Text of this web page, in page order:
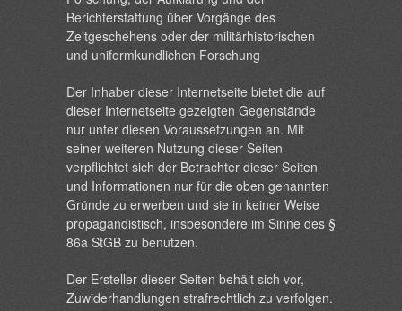
Berichterstattung über Vorgänge des
Zeitgeschehens oder der militärhistorischen
und uniformkundlichen Forschung
Der Inhaber dieser Internetseite bietet die auf
dieser Internetseite gezeigten Gegenstände
nur unter diesen Voraussetzungen an. Mit
seiner weiteren Nutzung dieser Seiten
verpflichtet sich der Betrachter dieser Seiten
und Informationen nur für die oben genannten
Gründe zu erwerben und sie in keiner Weise
propagandistisch, insbesondere im Sinne des §
86a StGB zu benutzen.
Der Ersteller dieser Seiten behält sich vor,
Zuwiderhandlungen strafrechtlich zu verfolgen.